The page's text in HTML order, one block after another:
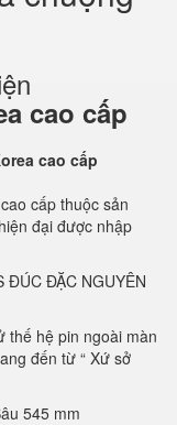
cao cấp
cấp thuộc sản
đại được nhập
ĐÚC ĐẶC NGUYÊN
thế hệ pin ngoài màn
đến từ “ Xứ sở
545 mm